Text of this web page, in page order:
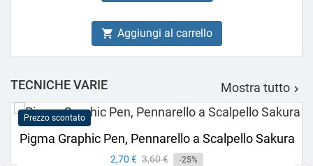
 Aggiungi al carrello
TECNICHE VARIE Mostra tutto 
Prezzo scontato
Pigma Graphic Pen, Pennarello a Scalpello Sakura
Prezzo
2,70 € Prezzo
3,60 € -25%